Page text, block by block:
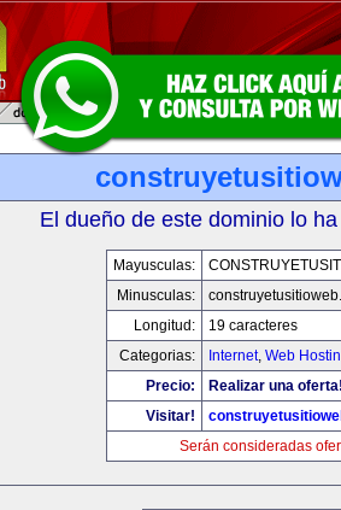
El dueño de este dominio lo
Mayusculas:
Minusculas:
Longitud:
19 caracteres
Categorias:
Internet, Web
Precio:
Realizar una
Visitar!
Serán consideradas